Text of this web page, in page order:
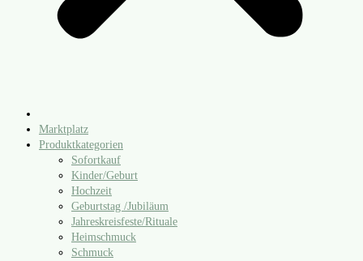
Marktplatz
Produktkategorien
Sofortkauf
Kinder/​Geburt
Hochzeit
Geburtstag /​Jubiläum
Jahreskreisfeste/​Rituale
Heimschmuck
Schmuck